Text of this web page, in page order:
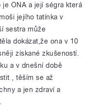
ONA a její ségra která
jejího tatínka v
sestra může
dokázat,že ona v 10
získané zkušeností.
a v dnešní době
, těším se až
a jen zdraví a